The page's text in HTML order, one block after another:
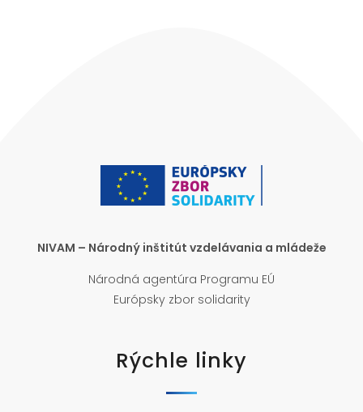
NIVAM – Národný inštitút vzdelávania a mládeže
Národná agentúra Programu EÚ
Európsky zbor solidarity
Rýchle linky